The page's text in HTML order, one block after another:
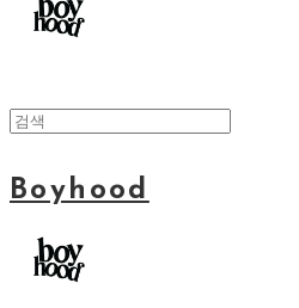
Boyhood